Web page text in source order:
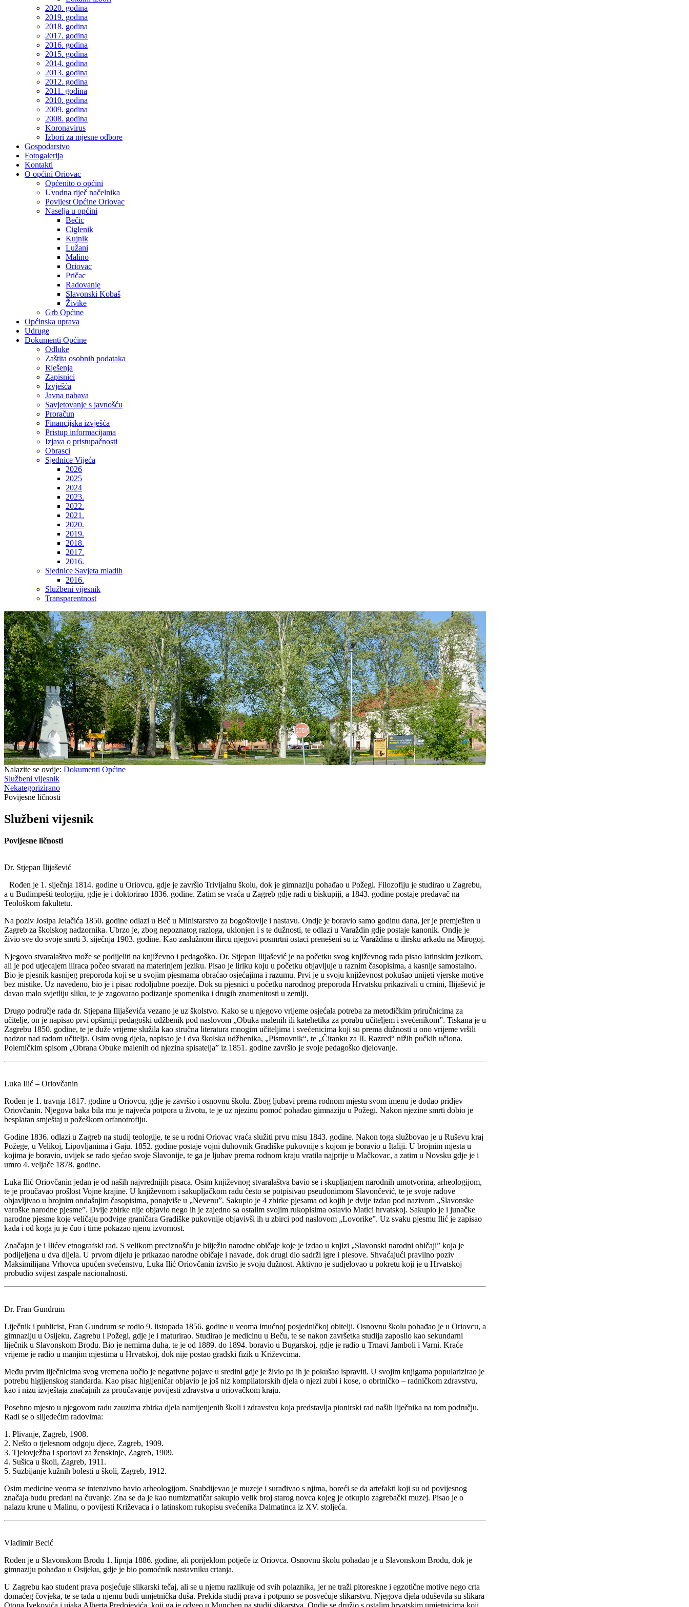
2020. godina
2019. godina
2018. godina
2017. godina
2016. godina
2015. godina
2014. godina
2013. godina
2012. godina
2011. godina
2010. godina
2009. godina
2008. godina
Koronavirus
Izbori za mjesne odbore
Gospodarstvo
Fotogalerija
Kontakti
O općini Oriovac
Općenito o općini
Uvodna riječ načelnika
Povijest Općine Oriovac
Naselja u općini
Bečic
Ciglenik
Kujnik
Lužani
Malino
Oriovac
Pričac
Radovanje
Slavonski Kobaš
Živike
Grb Općine
Općinska uprava
Udruge
Dokumenti Općine
Odluke
Zaštita osobnih podataka
Rješenja
Zapisnici
Izvješća
Javna nabava
Savjetovanje s javnošću
Proračun
Financijska izvješća
Pristup informacijama
Izjava o pristupačnosti
Obrasci
Sjednice Vijeća
2026
2025
2024
2023.
2022.
2021.
2020.
2019.
2018.
2017.
2016.
Sjednice Savjeta mladih
2016.
Službeni vijesnik
Transparentnost
Nalazite se ovdje: Dokumenti Općine
Službeni vijesnik
Nekategorizirano
Povijesne ličnosti
Službeni vijesnik
Povijesne ličnosti
Dr. Stjepan Ilijašević
Rođen je 1. siječnja 1814. godine u Oriovcu, gdje je završio Trivijalnu školu, dok je gimnaziju pohađao u Požegi. Filozofiju je studirao u Zagrebu,
a u Budimpešti teologiju, gdje je i doktorirao 1836. godine. Zatim se vraća u Zagreb gdje radi u biskupiji, a 1843. godine postaje predavač na
Teološkom fakultetu.
Na poziv Josipa Jelačića 1850. godine odlazi u Beč u Ministarstvo za bogoštovlje i nastavu. Ondje je boravio samo godinu dana, jer je premješten u
Zagreb za školskog nadzornika. Ubrzo je, zbog nepoznatog razloga, uklonjen i s te dužnosti, te odlazi u Varaždin gdje postaje kanonik. Ondje je
živio sve do svoje smrti 3. siječnja 1903. godine. Kao zaslužnom ilircu njegovi posmrtni ostaci prenešeni su iz Varaždina u ilirsku arkadu na Mirogoj.
Njegovo stvaralaštvo može se podijeliti na književno i pedagoško. Dr. Stjepan Ilijašević je na početku svog književnog rada pisao latinskim jezikom,
ali je pod utjecajem iliraca počeo stvarati na materinjem jeziku. Pisao je liriku koju u početku objavljuje u raznim časopisima, a kasnije samostalno.
Bio je pjesnik kasnijeg preporoda koji se u svojim pjesmama obraćao osjećajima i razumu. Prvi je u svoju književnost pokušao unijeti vjerske motive
bez mistike. Uz navedeno, bio je i pisac rodoljubne poezije. Dok su pjesnici u početku narodnog preporoda Hrvatsku prikazivali u crnini, Ilijašević je
davao malo svjetliju sliku, te je zagovarao podizanje spomenika i drugih znamenitosti u zemlji.
Drugo područje rada dr. Stjepana Ilijaševića vezano je uz školstvo. Kako se u njegovo vrijeme osjećala potreba za metodičkim priručnicima za
učitelje, on je napisao prvi opširniji pedagoški udžbenik pod naslovom „Obuka malenih ili katehetika za porabu učiteljem i svećenikom”. Tiskana je u
Zagrebu 1850. godine, te je duže vrijeme služila kao stručna literatura mnogim učiteljima i svećenicima koji su prema dužnosti u ono vrijeme vršili
nadzor nad radom učitelja. Osim ovog djela, napisao je i dva školska udžbenika, „Pismovnik“, te „Čitanku za II. Razred“ nižih pučkih učiona.
Polemičkim spisom „Obrana Obuke malenih od njezina spisatelja” iz 1851. godine završio je svoje pedagoško djelovanje.
Luka Ilić – Oriovčanin
Rođen je 1. travnja 1817. godine u Oriovcu, gdje je završio i osnovnu školu. Zbog ljubavi prema rodnom mjestu svom imenu je dodao pridjev
Oriovčanin. Njegova baka bila mu je najveća potpora u životu, te je uz njezinu pomoć pohađao gimnaziju u Požegi. Nakon njezine smrti dobio je
besplatan smještaj u požeškom orfanotrofiju.
Godine 1836. odlazi u Zagreb na studij teologije, te se u rodni Oriovac vraća služiti prvu misu 1843. godine. Nakon toga službovao je u Ruševu kraj
Požege, u Velikoj, Lipovljanima i Gaju. 1852. godine postaje vojni duhovnik Gradiške pukovnije s kojom je boravio u Italiji. U brojnim mjesta u
kojima je boravio, uvijek se rado sjećao svoje Slavonije, te ga je ljubav prema rodnom kraju vratila najprije u Mačkovac, a zatim u Novsku gdje je i
umro 4. veljače 1878. godine.
Luka Ilić Oriovčanin jedan je od naših najvrednijih pisaca. Osim književnog stvaralaštva bavio se i skupljanjem narodnih umotvorina, arheologijom,
te je proučavao prošlost Vojne krajine. U književnom i sakupljačkom radu često se potpisivao pseudonimom Slavončević, te je svoje radove
objavljivao u brojnim ondašnjim časopisima, ponajviše u „Nevenu”. Sakupio je 4 zbirke pjesama od kojih je dvije izdao pod nazivom „Slavonske
varoške narodne pjesme”. Dvije zbirke nije objavio nego ih je zajedno sa ostalim svojim rukopisima ostavio Matici hrvatskoj. Sakupio je i junačke
narodne pjesme koje veličaju podvige graničara Gradiške pukovnije objavivši ih u zbirci pod naslovom „Lovorike”. Uz svaku pjesmu Ilić je zapisao
kada i od koga ju je čuo i time pokazao njenu izvornost.
Značajan je i Ilićev etnografski rad. S velikom preciznošću je bilježio narodne običaje koje je izdao u knjizi „Slavonski narodni običaji” koja je
podijeljena u dva dijela. U prvom dijelu je prikazao narodne običaje i navade, dok drugi dio sadrži igre i plesove. Shvaćajući pravilno poziv
Maksimilijana Vrhovca upućen svećenstvu, Luka Ilić Oriovčanin izvršio je svoju dužnost. Aktivno je sudjelovao u pokretu koji je u Hrvatskoj
probudio svijest zaspale nacionalnosti.
Dr. Fran Gundrum
Liječnik i publicist, Fran Gundrum se rodio 9. listopada 1856. godine u veoma imućnoj posjedničkoj obitelji. Osnovnu školu pohađao je u Oriovcu, a
gimnaziju u Osijeku, Zagrebu i Požegi, gdje je i maturirao. Studirao je medicinu u Beču, te se nakon završetka studija zaposlio kao sekundarni
liječnik u Slavonskom Brodu. Bio je nemirna duha, te je od 1889. do 1894. boravio u Bugarskoj, gdje je radio u Trnavi Jamboli i Varni. Kraće
vrijeme je radio u manjim mjestima u Hrvatskoj, dok nije postao gradski fizik u Križevcima.
Među prvim liječnicima svog vremena uočio je negativne pojave u sredini gdje je živio pa ih je pokušao ispraviti. U svojim knjigama popularizirao je
potrebu higijenskog standarda. Kao pisac higijeničar objavio je još niz kompilatorskih djela o njezi zubi i kose, o obrtničko – radničkom zdravstvu,
kao i nizu izvještaja značajnih za proučavanje povijesti zdravstva u oriovačkom kraju.
Posebno mjesto u njegovom radu zauzima zbirka djela namijenjenih školi i zdravstvu koja predstavlja pionirski rad naših liječnika na tom području.
Radi se o slijedećim radovima:
1. Plivanje, Zagreb, 1908.
2. Nešto o tjelesnom odgoju djece, Zagreb, 1909.
3. Tjelovježba i sportovi za ženskinje, Zagreb, 1909.
4. Sušica u školi, Zagreb, 1911.
5. Suzbijanje kužnih bolesti u školi, Zagreb, 1912.
Osim medicine veoma se intenzivno bavio arheologijom. Snabdijevao je muzeje i surađivao s njima, boreći se da artefakti koji su od povijesnog
značaja budu predani na čuvanje. Zna se da je kao numizmatičar sakupio velik broj starog novca kojeg je otkupio zagrebački muzej. Pisao je o
nalazu krune u Malinu, o povijesti Križevaca i o latinskom rukopisu svećenika Dalmatinca iz XV. stoljeća.
Vladimir Becić
Rođen je u Slavonskom Brodu 1. lipnja 1886. godine, ali porijeklom potječe iz Oriovca. Osnovnu školu pohađao je u Slavonskom Brodu, dok je
gimnaziju pohađao u Osijeku, gdje je bio pomoćnik nastavniku crtanja.
U Zagrebu kao student prava posjećuje slikarski tečaj, ali se u njemu razlikuje od svih polaznika, jer ne traži pitoreskne i egzotične motive nego crta
domaćeg čovjeka, te se tada u njemu budi umjetnička duša. Prekida studij prava i potpuno se posvećuje slikarstvu. Njegova djela oduševila su slikara
Otona Ivekovića i ujaka Alberta Predojevića, koji ga je odveo u Munchen na studij slikarstva. Ondje se družio s ostalim hrvatskim umjetnicima koji